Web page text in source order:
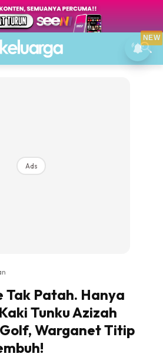
Ads
Tak Patah. Hanya
Tunku Azizah
Warganet Titip
NEW